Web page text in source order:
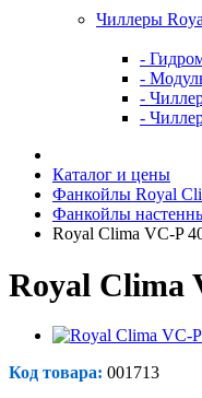
Чиллеры
-
-
-
-
Каталог и цены
Фанкойлы Royal
Фанкойлы
Royal Clima VC-P
Royal Clima
Код товара: 001713